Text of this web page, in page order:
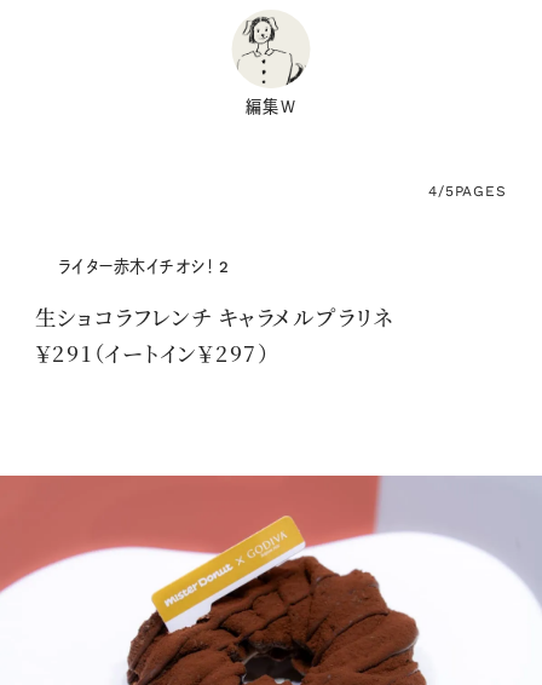
編集W
4/5PAGES
ライター赤木イチオシ！ 2
生ショコラフレンチ キャラメルプラリネ
￥291（イートイン￥297）